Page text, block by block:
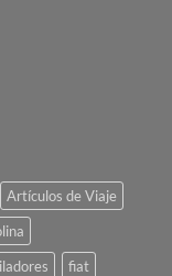
Artículos de Viaje
fiat